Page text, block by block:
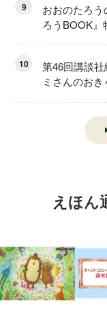
9
おおのたろう
ろうBOOK』
10
第46回講談
ミさんのお
えほん